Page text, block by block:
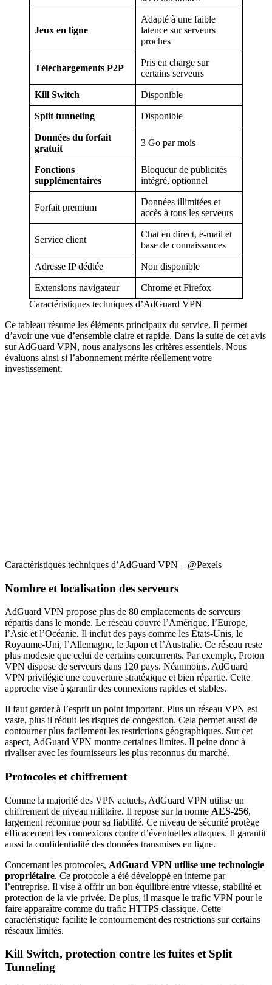
Jeux en ligne
Adapté à une faible
latence sur serveurs
proches
Téléchargements P2P
Pris en charge sur
certains serveurs
Kill Switch Disponible
Split tunneling Disponible
Données du forfait
gratuit
3 Go par mois
Fonctions
supplémentaires
Bloqueur de publicités
intégré, optionnel
Forfait premium
Données illimitées et
accès à tous les serveurs
Service client
Chat en direct, e-mail et
base de connaissances
Adresse IP dédiée Non disponible
Extensions navigateur
Chrome et Firefox
Caractéristiques techniques d’AdGuard VPN
Ce tableau résume les éléments principaux du service. Il permet
d’avoir une vue d’ensemble claire et rapide. Dans la suite de cet avis
sur AdGuard VPN, nous analysons les critères essentiels. Nous
évaluons ainsi si l’abonnement mérite réellement votre
investissement.
Caractéristiques techniques d’AdGuard VPN – @Pexels
Nombre et localisation des serveurs
AdGuard VPN propose plus de 80 emplacements de serveurs
répartis dans le monde. Le réseau couvre l’Amérique, l’Europe,
l’Asie et l’Océanie. Il inclut des pays comme les États-Unis, le
Royaume-Uni, l’Allemagne, le Japon et l’Australie. Ce réseau reste
plus modeste que celui de certains concurrents. Par exemple, Proton
VPN dispose de serveurs dans 120 pays. Néanmoins, AdGuard
VPN privilégie une couverture stratégique et bien répartie. Cette
approche vise à garantir des connexions rapides et stables.
Il faut garder à l’esprit un point important. Plus un réseau VPN est
vaste, plus il réduit les risques de congestion. Cela permet aussi de
contourner plus facilement les restrictions géographiques. Sur cet
aspect, AdGuard VPN montre certaines limites. Il peine donc à
rivaliser avec les fournisseurs les plus reconnus du marché.
Protocoles et chiffrement
Comme la majorité des VPN actuels, AdGuard VPN utilise un
chiffrement de niveau militaire. Il repose sur la norme AES-256,
largement reconnue pour sa fiabilité. Ce niveau de sécurité protège
efficacement les connexions contre d’éventuelles attaques. Il garantit
aussi la confidentialité des données transmises en ligne.
Concernant les protocoles, AdGuard VPN utilise une technologie
propriétaire. Ce protocole a été développé en interne par
l’entreprise. Il vise à offrir un bon équilibre entre vitesse, stabilité et
protection de la vie privée. De plus, il masque le trafic VPN pour le
faire apparaître comme du trafic HTTPS classique. Cette
caractéristique facilite le contournement des restrictions sur certains
réseaux limités.
Kill Switch, protection contre les fuites et Split
Tunneling